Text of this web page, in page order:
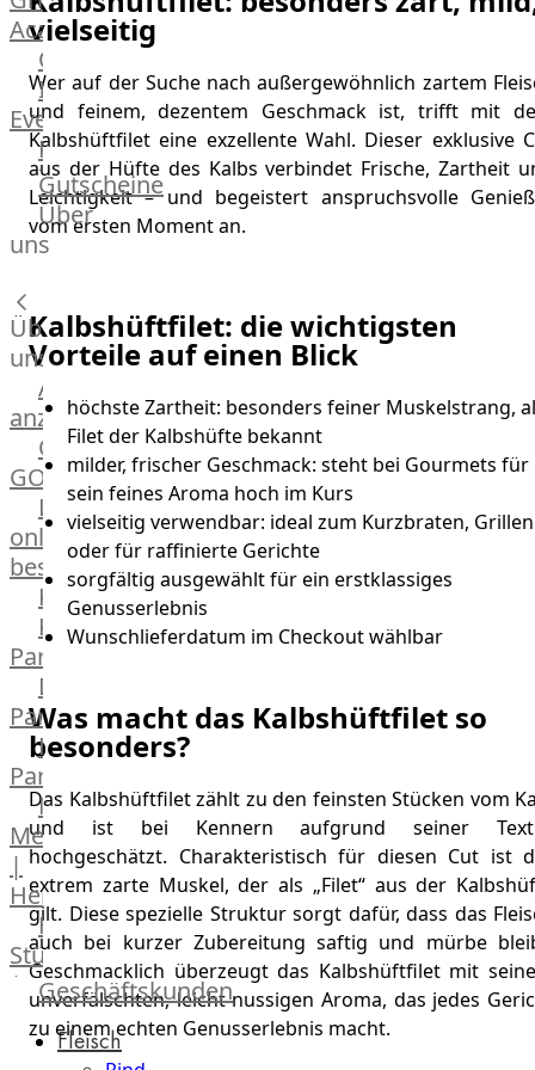
Academy
OTTO@Home
Individuelle
Events
Partner
Kalender
Gästehaus
Villa
Gutscheine
Über
uns
Über
uns
Alle
anzeigen
OTTO
GOURMET
Lebensmittel
online
bestellen
Karriere
Kochschul-
Partner
Depot-
Partner
Frischetheken-
Partner
Männer
Metzger
|
Heinsberg
Feinkost
Stüttgen
|
Düsseldorf
The
Geschäftskunden
Fleisch
vielseitig
Wer auf der Suche nach außergewöhnlich zartem
und feinem, dezentem Geschmack ist, trifft mit
Kalbshüftfilet eine exzellente Wahl. Dieser exklusive
aus der Hüfte des Kalbs verbindet Frische, Zartheit
Leichtigkeit – und begeistert anspruchsvolle
vom ersten Moment an.
Kalbshüftfilet: die wichtigsten
Vorteile auf einen Blick
höchste Zartheit: besonders feiner Muskelstrang,
Filet der Kalbshüfte bekannt
milder, frischer Geschmack: steht bei Gourmets für
sein feines Aroma hoch im Kurs
vielseitig verwendbar: ideal zum Kurzbraten, Grillen
oder für raffinierte Gerichte
sorgfältig ausgewählt für ein erstklassiges
Genusserlebnis
Wunschlieferdatum im Checkout wählbar
Was macht das Kalbshüftfilet so
besonders?
Das Kalbshüftfilet zählt zu den feinsten Stücken vom
und ist bei Kennern aufgrund seiner
hochgeschätzt. Charakteristisch für diesen Cut ist
extrem zarte Muskel, der als „Filet“ aus der
gilt. Diese spezielle Struktur sorgt dafür, dass das
auch bei kurzer Zubereitung saftig und mürbe
Geschmacklich überzeugt das Kalbshüftfilet mit
unverfälschten, leicht nussigen Aroma, das jedes
zu einem echten Genusserlebnis macht.